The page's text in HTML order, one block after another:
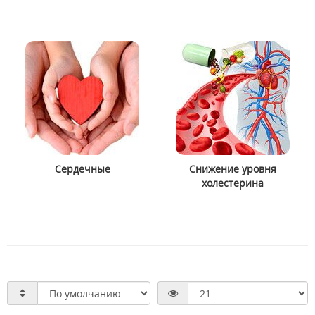
Сердечные
Снижение уровня
холестерина